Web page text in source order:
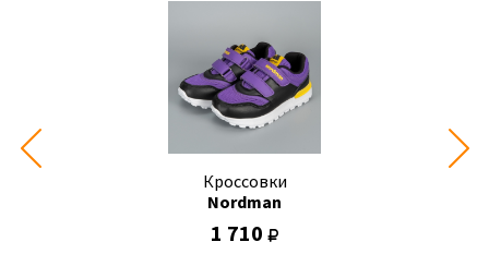
Кроссовки
Nordman
1 710